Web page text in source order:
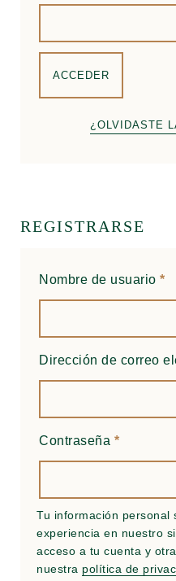
ACCEDER
¿OLVIDASTE
REGISTRARSE
Nombre de usuario *
Dirección de correo
Contraseña *
Tu información personal
experiencia en nuestro
acceso a tu cuenta y
nuestra política de